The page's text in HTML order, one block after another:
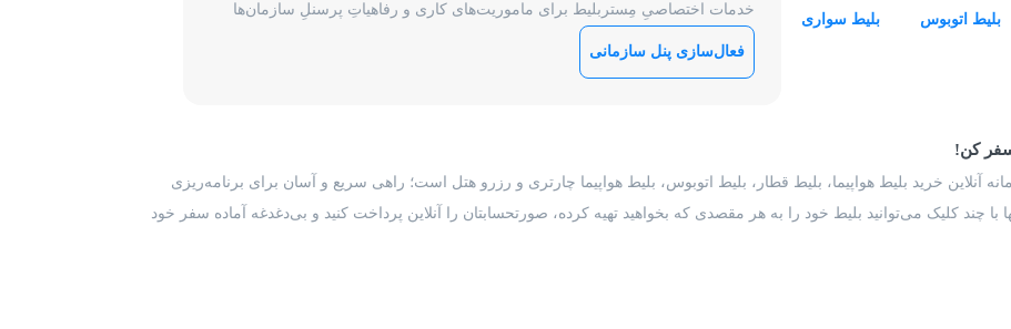
بلیط اتوبوس بلیط سواری
خدمات اختصاصیِ مِستربلیط برای ماموریت‌های کاری و رفاهیاتِ پرسنلِ سازمان‌ها
فعال‌سازی پنل سازمانی
کن!
آنلاین خرید بلیط هواپیما، بلیط قطار، بلیط اتوبوس، بلیط هواپیما چارتری و رزرو هتل است؛ راهی سریع و آسان برای برنامه‌ریزی
با چند کلیک می‌توانید بلیط خود را به هر مقصدی که بخواهید تهیه کرده، صورتحسابتان را آنلاین پرداخت کنید و بی‌دغدغه آماده سفر خود